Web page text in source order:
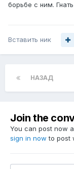
борьбе с ним.
Вставить ник
НАЗАД
Join the
You can post now
sign in now to post